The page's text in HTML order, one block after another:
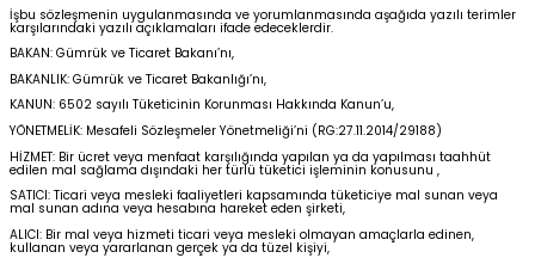
& Büstiyer Takım
İşbu sözleşmenin uygulanmasında ve yorumlanmasında aşağıda yazılı terimler
karşılarındaki yazılı açıklamaları ifade edeceklerdir.
BAKAN: Gümrük ve Ticaret Bakanı’nı,
BAKANLIK: Gümrük ve Ticaret Bakanlığı’nı,
KANUN: 6502 sayılı Tüketicinin Korunması Hakkında Kanun’u,
YÖNETMELİK: Mesafeli Sözleşmeler Yönetmeliği’ni (RG:27.11.2014/29188)
HİZMET: Bir ücret veya menfaat karşılığında yapılan ya da yapılması taahhüt
edilen mal sağlama dışındaki her türlü tüketici işleminin konusunu ,
SATICI: Ticari veya mesleki faaliyetleri kapsamında tüketiciye mal sunan veya
mal sunan adına veya hesabına hareket eden şirketi,
ALICI: Bir mal veya hizmeti ticari veya mesleki olmayan amaçlarla edinen,
kullanan veya yararlanan gerçek ya da tüzel kişiyi,